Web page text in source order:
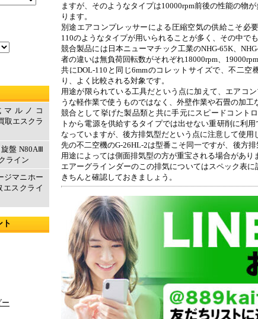
ますが、そのようなタイプは10000rpm前後の性能の物
ります。
別途エアコンプレッサーによる圧縮空気の供給こそ必
110のようなタイプが用いられることが多く、その中で
競合製品には日本ニューマチック工業のNHG-65K、
者の違いは無負荷回転数がそれぞれ18000rpm、
共にDOL-110と同じ6mmのコレットサイズで、不二空
り、よく比較される対象です。
用途が限られている工具だという点に加えて、エアコ
うな軽作業で使うものではなく、外壁作業や石畳の加工
競合として挙げた製品類と共に手元にスピードコント
トから電源を供給するタイプでは出せない重研削に利
なっていますが、後方排気型だという点に注意して使用
先の不二空機のG-26HL-2は型番こそ同一ですが、後方
用途によっては側面排気型の方が重宝される場合があり
エアーグラインダーのこの排気についてはスペック表
きちんと確認しておきましょう。
ルノコ
取エスクラ
盤 N80AⅢ
ライン
ジマニホー
エスクライ
ト
ー